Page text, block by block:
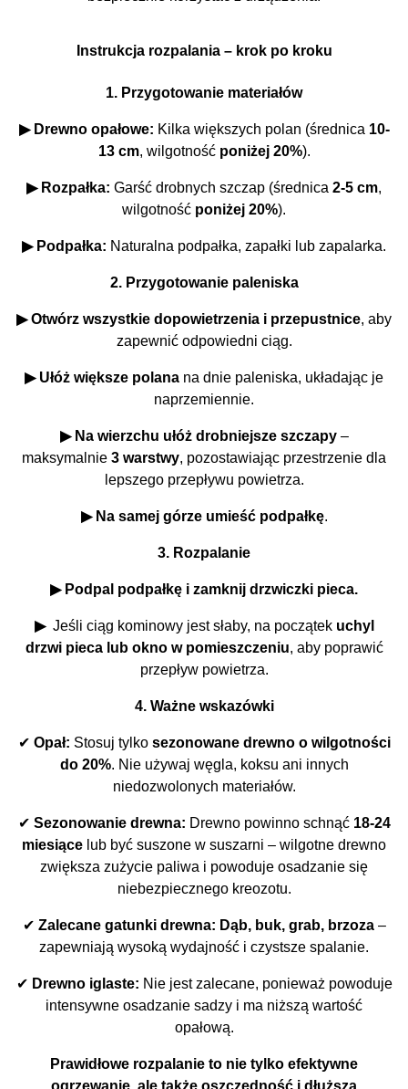
Instrukcja rozpalania – krok po kroku
1. Przygotowanie materiałów
▶ Drewno opałowe: Kilka większych polan (średnica 10-
13 cm, wilgotność poniżej 20%).
▶ Rozpałka: Garść drobnych szczap (średnica 2-5 cm,
wilgotność poniżej 20%).
▶ Podpałka: Naturalna podpałka, zapałki lub zapalarka.
2. Przygotowanie paleniska
▶ Otwórz wszystkie dopowietrzenia i przepustnice, aby
zapewnić odpowiedni ciąg.
▶ Ułóż większe polana na dnie paleniska, układając je
naprzemiennie.
▶ Na wierzchu ułóż drobniejsze szczapy–
maksymalnie 3 warstwy, pozostawiając przestrzenie dla
lepszego przepływu powietrza.
▶ Na samej górze umieść podpałkę.
3. Rozpalanie
▶ Podpal podpałkę i zamknij drzwiczki pieca.
▶ Jeśli ciąg kominowy jest słaby, na początek uchyl
drzwi pieca lub okno w pomieszczeniu, aby poprawić
przepływ powietrza.
4. Ważne wskazówki
✔ Opał: Stosuj tylko sezonowane drewno o wilgotności
do 20%. Nie używaj węgla, koksu ani innych
niedozwolonych materiałów.
✔ Sezonowanie drewna: Drewno powinno schnąć 18-24
miesiące lub być suszone w suszarni – wilgotne drewno
zwiększa zużycie paliwa i powoduje osadzanie się
niebezpiecznego kreozotu.
✔ Zalecane gatunki drewna: Dąb, buk, grab, brzoza–
zapewniają wysoką wydajność i czystsze spalanie.
✔ Drewno iglaste: Nie jest zalecane, ponieważ powoduje
intensywne osadzanie sadzy i ma niższą wartość
opałową.
Prawidłowe rozpalanie to nie tylko efektywne